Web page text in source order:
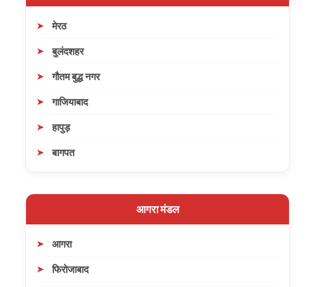
मेरठ
बुलंदशहर
गौतम बुद्ध नगर
गाजियाबाद
हापुड़
बागपत
आगरा मंडल
आगरा
फिरोजाबाद